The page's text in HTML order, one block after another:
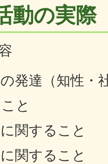
動の実際
発達（知性・
と
関すること
関すること